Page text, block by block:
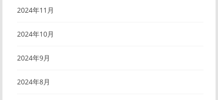
2024年11月
2024年10月
2024年9月
2024年8月